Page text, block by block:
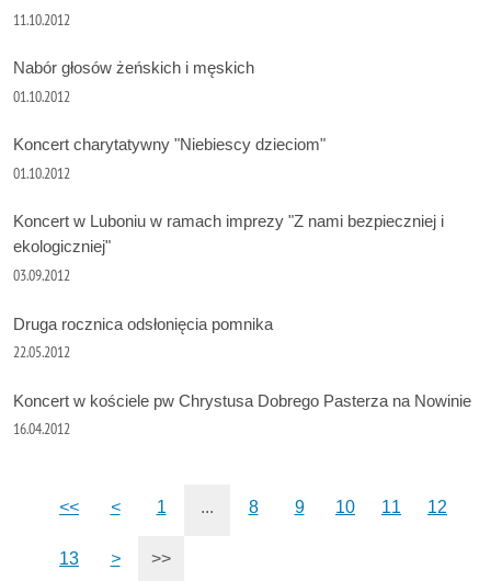
11.10.2012
Nabór głosów żeńskich i męskich
01.10.2012
Koncert charytatywny "Niebiescy dzieciom"
01.10.2012
Koncert w Luboniu w ramach imprezy "Z nami bezpieczniej i
ekologiczniej"
03.09.2012
Druga rocznica odsłonięcia pomnika
22.05.2012
Koncert w kościele pw Chrystusa Dobrego Pasterza na Nowinie
16.04.2012
<< < 1 ... 8 9 10 11 12
13 > >>